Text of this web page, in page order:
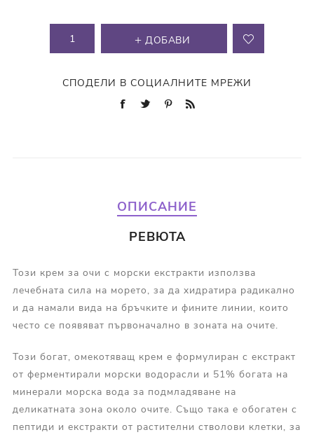
ДОБАВИ
СПОДЕЛИ В СОЦИАЛНИТЕ МРЕЖИ
ОПИСАНИЕ
РЕВЮТА
Този крем за очи с морски екстракти използва
лечебната сила на морето, за да хидратира радикално
и да намали вида на бръчките и фините линии, които
често се появяват първоначално в зоната на очите.
Този богат, омекотяващ крем е формулиран с екстракт
от ферментирали морски водорасли и 51% богата на
минерали морска вода за подмладяване на
деликатната зона около очите. Също така е обогатен с
пептиди и екстракти от растителни стволови клетки, за